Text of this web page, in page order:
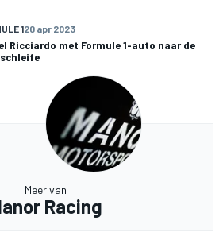
120 apr 2023
Ricciardo met Formule 1-auto naar de
Meer van
Racing